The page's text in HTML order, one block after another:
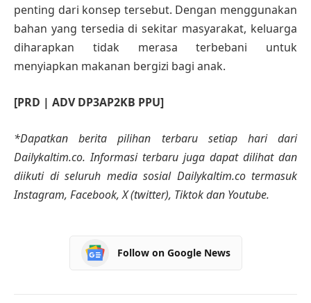
penting dari konsep tersebut. Dengan menggunakan
bahan yang tersedia di sekitar masyarakat, keluarga
diharapkan tidak merasa terbebani untuk
menyiapkan makanan bergizi bagi anak.
[PRD | ADV DP3AP2KB PPU]
*Dapatkan berita pilihan terbaru setiap hari dari
Dailykaltim.co. Informasi terbaru juga dapat dilihat dan
diikuti di seluruh media sosial Dailykaltim.co termasuk
Instagram, Facebook, X (twitter), Tiktok dan Youtube.
Follow on Google News